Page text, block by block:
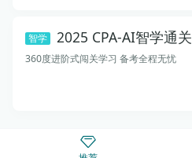
智学 2025 CPA-AI智学通关
360度进阶式闯关学习 备考全程无忧